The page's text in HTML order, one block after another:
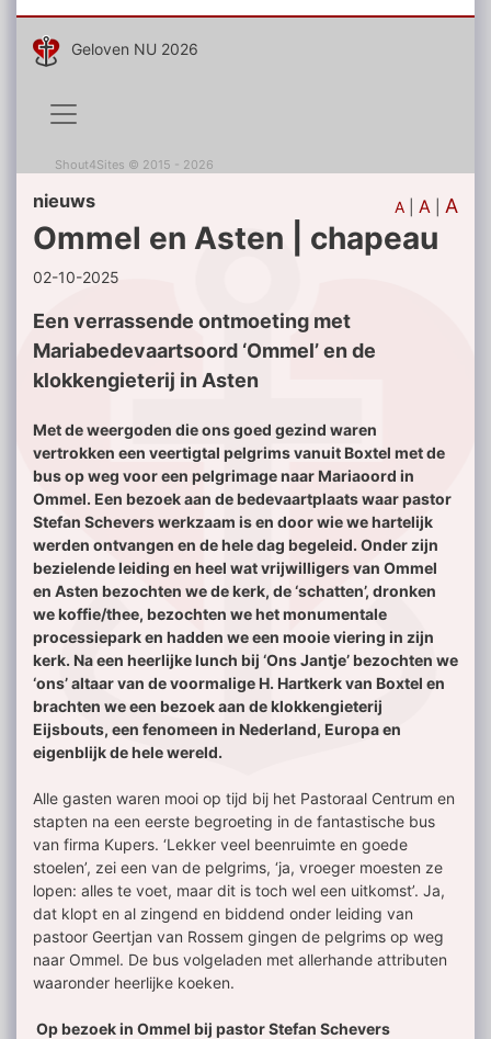
Geloven NU 2026
Shout4Sites © 2015 - 2026
A A A
nieuws
Ommel en Asten | chapeau
02-10-2025
Een verrassende ontmoeting met
Mariabedevaartsoord ‘Ommel’ en de
klokkengieterij in Asten
Met de weergoden die ons goed gezind waren
vertrokken een veertigtal pelgrims vanuit Boxtel met de
bus op weg voor een pelgrimage naar Mariaoord in
Ommel. Een bezoek aan de bedevaartplaats waar pastor
Stefan Schevers werkzaam is en door wie we hartelijk
werden ontvangen en de hele dag begeleid. Onder zijn
bezielende leiding en heel wat vrijwilligers van Ommel
en Asten bezochten we de kerk, de ‘schatten’, dronken
we koffie/thee, bezochten we het monumentale
processiepark en hadden we een mooie viering in zijn
kerk. Na een heerlijke lunch bij ‘Ons Jantje’ bezochten we
‘ons’ altaar van de voormalige H. Hartkerk van Boxtel en
brachten we een bezoek aan de klokkengieterij
Eijsbouts, een fenomeen in Nederland, Europa en
eigenblijk de hele wereld.
Alle gasten waren mooi op tijd bij het Pastoraal Centrum en
stapten na een eerste begroeting in de fantastische bus
van firma Kupers. ‘Lekker veel beenruimte en goede
stoelen’, zei een van de pelgrims, ‘ja, vroeger moesten ze
lopen: alles te voet, maar dit is toch wel een uitkomst’. Ja,
dat klopt en al zingend en biddend onder leiding van
pastoor Geertjan van Rossem gingen de pelgrims op weg
naar Ommel. De bus volgeladen met allerhande attributen
waaronder heerlijke koeken.
Op bezoek in Ommel bij pastor Stefan Schevers